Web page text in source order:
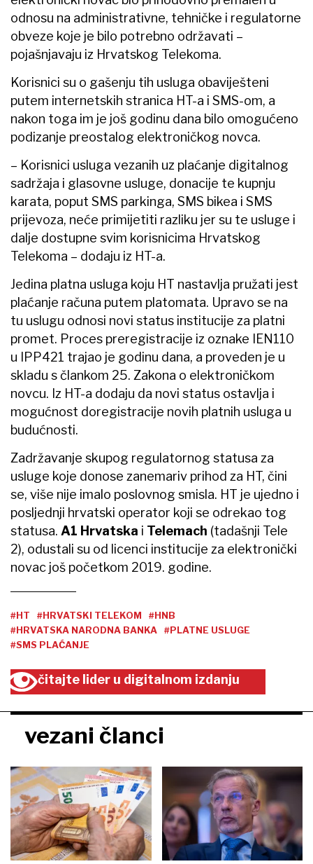
odnosu na administrativne, tehničke i regulatorne
obveze koje je bilo potrebno održavati –
pojašnjavaju iz Hrvatskog Telekoma.
Korisnici su o gašenju tih usluga obaviješteni
putem internetskih stranica HT-a i SMS-om, a
nakon toga im je još godinu dana bilo omogućeno
podizanje preostalog elektroničkog novca.
– Korisnici usluga vezanih uz plaćanje digitalnog
sadržaja i glasovne usluge, donacije te kupnju
karata, poput SMS parkinga, SMS bikea i SMS
prijevoza, neće primijetiti razliku jer su te usluge i
dalje dostupne svim korisnicima Hrvatskog
Telekoma – dodaju iz HT-a.
Jedina platna usluga koju HT nastavlja pružati jest
plaćanje računa putem platomata. Upravo se na
tu uslugu odnosi novi status institucije za platni
promet. Proces preregistracije iz oznake IEN110
u IPP421 trajao je godinu dana, a proveden je u
skladu s člankom 25. Zakona o elektroničkom
novcu. Iz HT-a dodaju da novi status ostavlja i
mogućnost doregistracije novih platnih usluga u
budućnosti.
Zadržavanje skupog regulatornog statusa za
usluge koje donose zanemariv prihod za HT, čini
se, više nije imalo poslovnog smisla. HT je ujedno i
posljednji hrvatski operator koji se odrekao tog
statusa. A1 Hrvatska i Telemach (tadašnji Tele
2), odustali su od licenci institucije za elektronički
novac još početkom 2019. godine.
#HT #HRVATSKI TELEKOM
#HNB
#HRVATSKA NARODNA BANKA
#PLATNE USLUGE
#SMS PLAĆANJE
čitajte lider u digitalnom izdanju
vezani članci